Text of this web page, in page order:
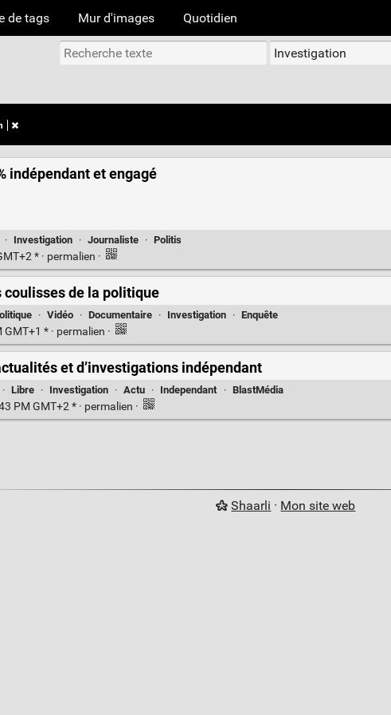
de tags Mur d'images Quotidien
indépendant et engagé
· Investigation · Journaliste · Politis
* · permalien ·
de la politique
· Vidéo · Documentaire · Investigation · Enquête
* · permalien ·
et d’investigations indépendant
· Libre · Investigation · Actu · Independant · BlastMédia
PM GMT+2 * · permalien ·
Shaarli · Mon site web